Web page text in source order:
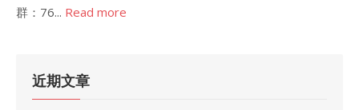
群：76... Read more
近期文章